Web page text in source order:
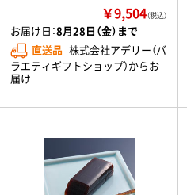
￥9,504（税込）
お届け日：8月28日（金）まで
直送品 株式会社アデリー（バ
ラエティギフトショップ）からお
届け